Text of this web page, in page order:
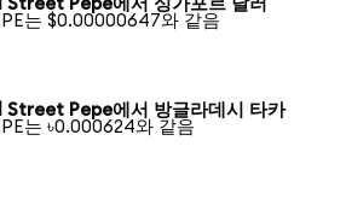
Street Pepe에서 싱가포르 달러
는 $0.00000647와 같음
Street Pepe에서 방글라데시 타카
는 ৳0.000624와 같음